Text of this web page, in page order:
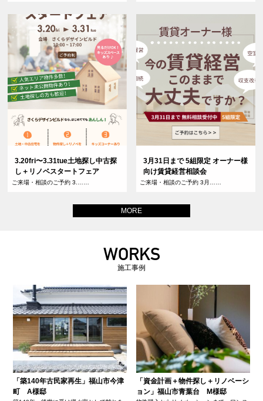
3.20fri〜3.31tue土地探し中古探
し＋リノベスタートフェア
ご来場・相談のご予約 3.……
3月31日まで 5組限定 オーナー様
向け賃貸経営相談会
ご来場・相談のご予約 3月……
MORE
WORKS
施工事例
「築140年古民家再生」福山市今津
町 A様邸
「資金計画＋物件探し＋リノベーシ
ョン」福山市青葉台 M様邸